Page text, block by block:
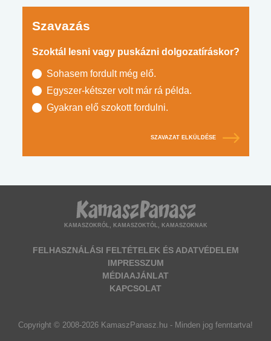
Szavazás
Szoktál lesni vagy puskázni dolgozatíráskor?
Sohasem fordult még elő.
Egyszer-kétszer volt már rá példa.
Gyakran elő szokott fordulni.
SZAVAZAT ELKÜLDÉSE
KAMASZOKRÓL, KAMASZOKTÓL, KAMASZOKNAK
FELHASZNÁLÁSI FELTÉTELEK ÉS ADATVÉDELEM
IMPRESSZUM
MÉDIAAJÁNLAT
KAPCSOLAT
Copyright © 2008-2026 KamaszPanasz.hu - Minden jog fenntartva!